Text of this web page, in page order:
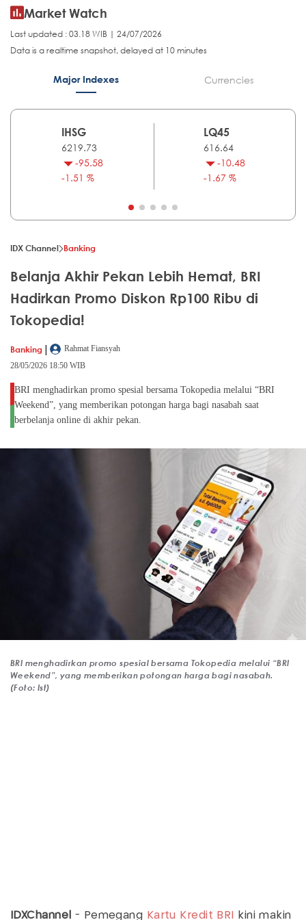
Market Watch
Last updated : 03.18 WIB | 24/07/2026
Data is a realtime snapshot, delayed at 10 minutes
Major Indexes Currencies
IHSG
6219.73
-95.58
-1.51 %
LQ45
616.64
-10.48
-1.67 %
IDX Channel Banking
Belanja Akhir Pekan Lebih Hemat, BRI
Hadirkan Promo Diskon Rp100 Ribu di
Tokopedia!
Banking |
Rahmat Fiansyah
28/05/2026 18:50 WIB
BRI menghadirkan promo spesial bersama Tokopedia melalui “BRI
Weekend”, yang memberikan potongan harga bagi nasabah saat
berbelanja online di akhir pekan.
BRI menghadirkan promo spesial bersama Tokopedia melalui “BRI
Weekend”, yang memberikan potongan harga bagi nasabah.
(Foto: Ist)
IDXChannel - Pemegang Kartu Kredit BRI kini makin